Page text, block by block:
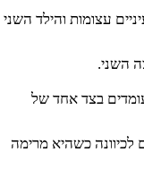
עצומות והילד השני
השני.
בצד אחד של
לכיוונה כשהיא מרימה